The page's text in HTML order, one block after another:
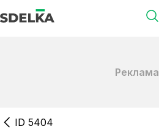
Реклама
ID 5404